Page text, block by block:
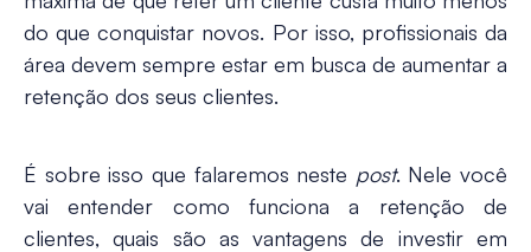
do que conquistar novos. Por isso, profissionais da
área devem sempre estar em busca de aumentar a
retenção dos seus clientes.
É sobre isso que falaremos neste post. Nele você
vai entender como funciona a retenção de
clientes, quais são as vantagens de investir em